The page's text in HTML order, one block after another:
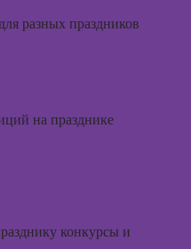
разных праздников
на празднике
конкурсы и